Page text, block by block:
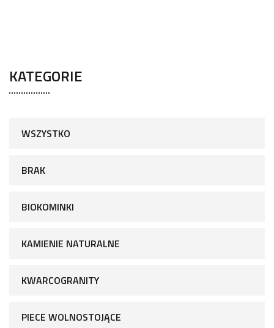
KATEGORIE
WSZYSTKO
BRAK
BIOKOMINKI
KAMIENIE NATURALNE
KWARCOGRANITY
PIECE WOLNOSTOJĄCE